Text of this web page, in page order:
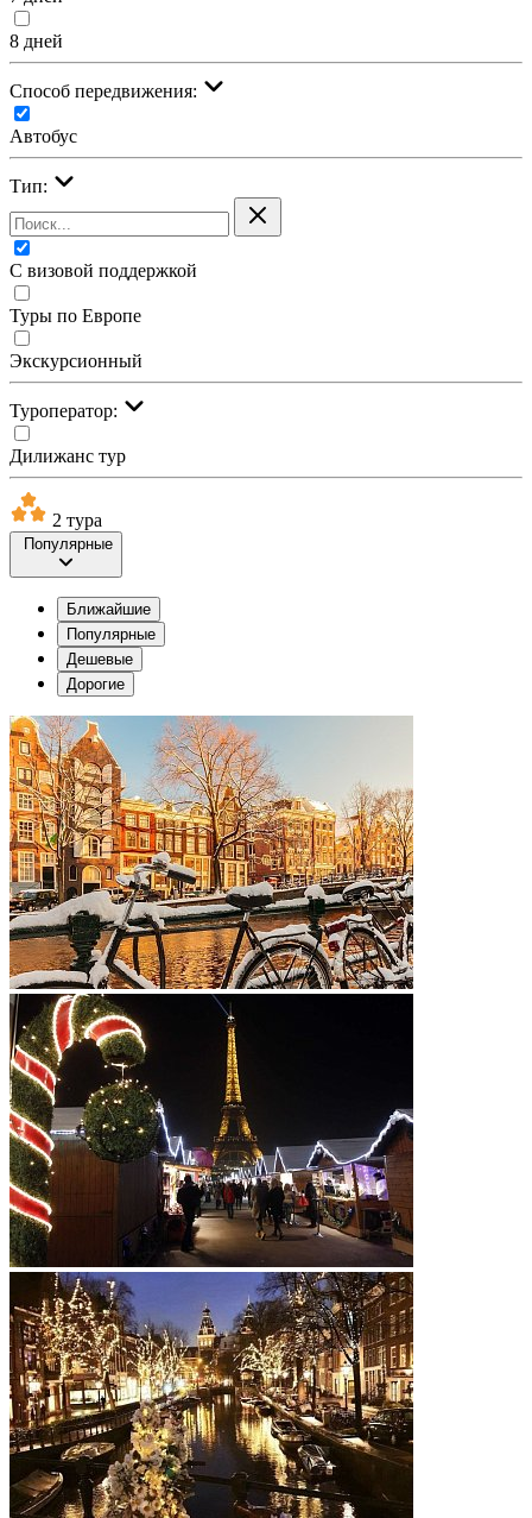
8 дней
Cпособ передвижения:
Автобус
Тип:
С визовой поддержкой
Туры по Европе
Экскурсионный
Туроператор:
Дилижанс тур
2 тура
Популярные
Ближайшие
Популярные
Дешевые
Дорогие